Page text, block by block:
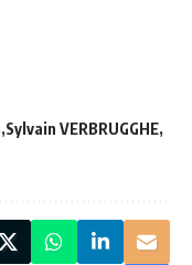
Sylvain VERBRUGGHE